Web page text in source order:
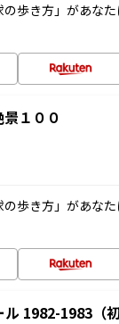
歩き方」があな
１００
歩き方」があな
1982-1983（初